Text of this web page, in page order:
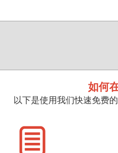
如何
以下是使用我们快速免费